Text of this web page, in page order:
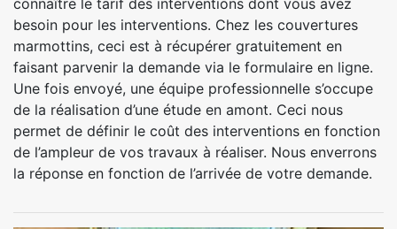
connaître le tarif des interventions dont vous avez
besoin pour les interventions. Chez les couvertures
marmottins, ceci est à récupérer gratuitement en
faisant parvenir la demande via le formulaire en ligne.
Une fois envoyé, une équipe professionnelle s’occupe
de la réalisation d’une étude en amont. Ceci nous
permet de définir le coût des interventions en fonction
de l’ampleur de vos travaux à réaliser. Nous enverrons
la réponse en fonction de l’arrivée de votre demande.